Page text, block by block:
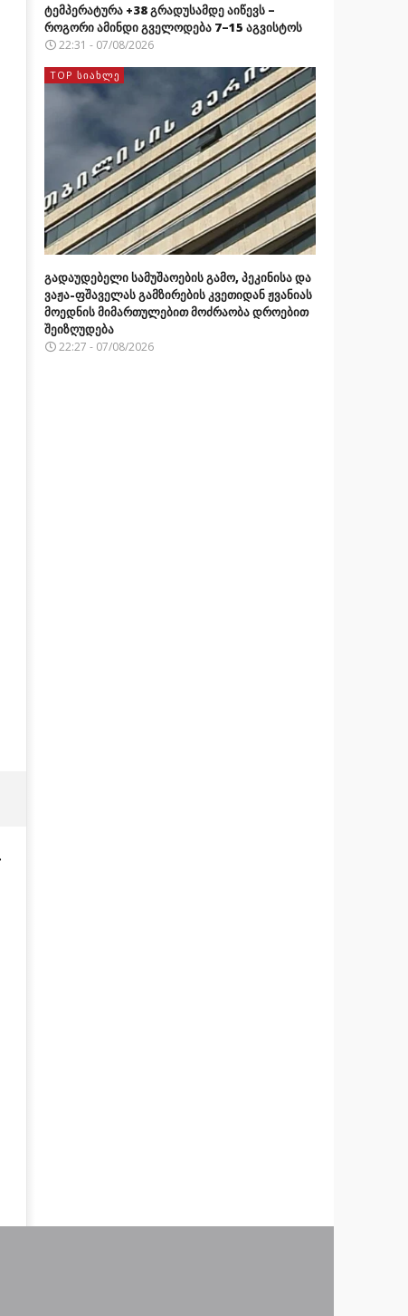
ტემპერატურა +38 გრადუსამდე აიწევს –
როგორი ამინდი გველოდება 7–15 აგვისტოს
22:31 - 07/08/2026
TOP ᲡᲘᲐᲮᲚᲔ
გადაუდებელი სამუშაოების გამო, პეკინისა და
ვაჟა-ფშაველას გამზირების კვეთიდან ჟვანიას
მოედნის მიმართულებით მოძრაობა დროებით
შეიზღუდება
22:27 - 07/08/2026